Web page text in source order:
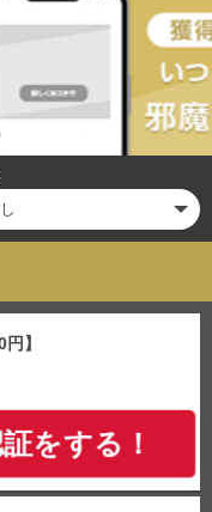
】
をする！